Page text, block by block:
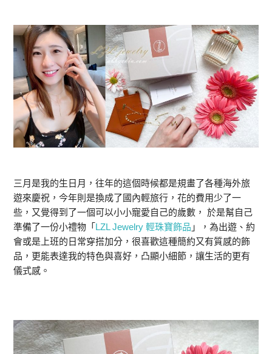
三月是我的生日月，往年的這個時候都是規畫了各種海外旅
遊來慶祝，今年則是換成了國內輕旅行，花的費用少了一
些，又覺得到了一個可以小小寵愛自己的歲數， 於是幫自己
準備了一份小禮物「 LZL Jewelry 輕珠寶飾品 」，為出遊、約
會或是上班的日常穿搭加分，很喜歡這種簡約又有質感的飾
品，更能表達我的特色與喜好，凸顯小細節，讓生活的更有
儀式感。